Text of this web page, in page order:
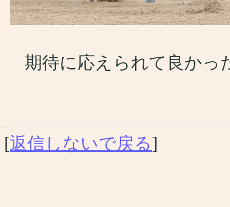
期待に応えられて良かっ
[返信しないで戻る]